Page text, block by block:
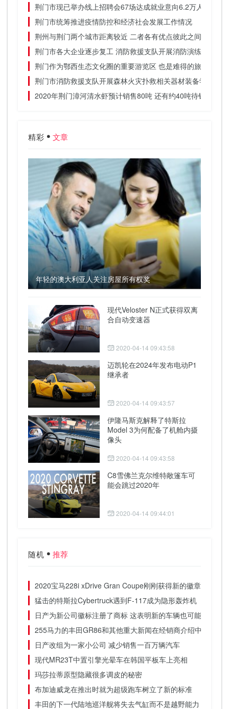
荆门市现已举办线上招聘会67场达成就业意向6.2万人
荆门市统筹推进疫情防控和经济社会发展工作情况
荆州与荆门两个城市距离较近 二者各有优点彼此之间差别不
荆门市各大企业逐步复工 消防救援支队开展消防演练
荆门作为鄂西生态文化圈的重要游览区 也是难得的旅游胜地
荆门市消防救援支队开展森林火灾扑救相关器材装备学习
2020年荆门漳河清水虾预计销售80吨 还有约40吨待销
精彩 文章
年轻的澳大利亚人关注房屋所有权奖
现代Veloster N正式获得双离
合自动变速器
2020-04-14 09:43:58
迈凯轮在2024年发布电动P1
继承者
2020-04-14 09:43:57
伊隆马斯克解释了特斯拉
Model 3为何配备了机舱内摄
像头
2020-04-14 09:43:58
C8雪佛兰克尔维特敞篷车可
能会跳过2020年
2020-04-14 09:44:01
随机 推荐
2020宝马228i xDrive Gran Coupe刚刚获得新的徽章
猛击的特斯拉Cyber​​truck遇到F-117成为隐形轰炸机
日产为新公司徽标注册了商标 这表明新的车辆也可能是日产
255马力的丰田GR86和其他重大新闻在经销商介绍中泄漏
日产改组为一家小公司 减少销售一百万辆汽车
现代MR23T中置引擎光晕车在韩国平板车上亮相
玛莎拉蒂原型隐藏很多调皮的秘密
布加迪威龙在推出时就为超级跑车树立了新的标准
丰田的下一代陆地巡洋舰将失去气缸而不是越野能力